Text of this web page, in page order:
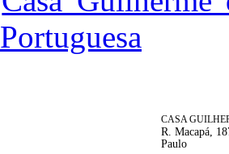
CASA
R. Macapá,
Paulo